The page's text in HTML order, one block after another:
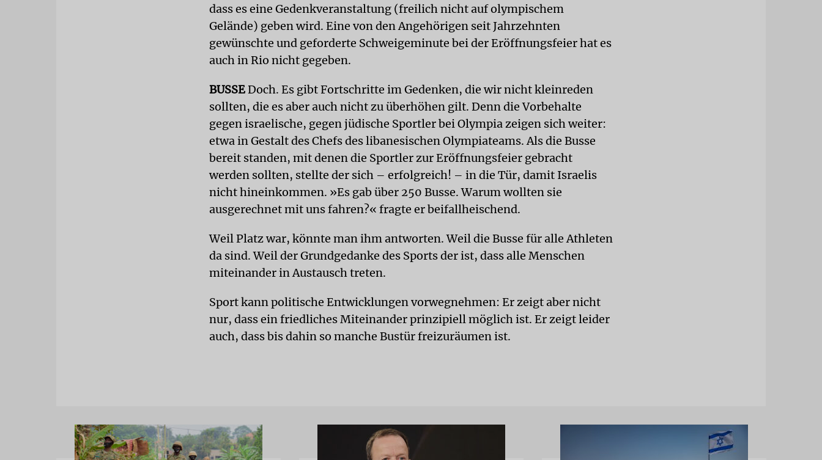
dass es eine Gedenkveranstaltung (freilich nicht auf olympischem
Gelände) geben wird. Eine von den Angehörigen seit Jahrzehnten
gewünschte und geforderte Schweigeminute bei der Eröffnungsfeier hat es
auch in Rio nicht gegeben.
BUSSEDoch. Es gibt Fortschritte im Gedenken, die wir nicht kleinreden
sollten, die es aber auch nicht zu überhöhen gilt. Denn die Vorbehalte
gegen israelische, gegen jüdische Sportler bei Olympia zeigen sich weiter:
etwa in Gestalt des Chefs des libanesischen Olympiateams. Als die Busse
bereit standen, mit denen die Sportler zur Eröffnungsfeier gebracht
werden sollten, stellte der sich – erfolgreich! – in die Tür, damit Israelis
nicht hineinkommen. »Es gab über 250 Busse. Warum wollten sie
ausgerechnet mit uns fahren?« fragte er beifallheischend.
Weil Platz war, könnte man ihm antworten. Weil die Busse für alle Athleten
da sind. Weil der Grundgedanke des Sports der ist, dass alle Menschen
miteinander in Austausch treten.
Sport kann politische Entwicklungen vorwegnehmen: Er zeigt aber nicht
nur, dass ein friedliches Miteinander prinzipiell möglich ist. Er zeigt leider
auch, dass bis dahin so manche Bustür freizuräumen ist.